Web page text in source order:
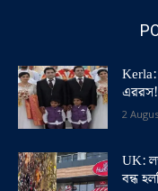
Kerla:
এররস!
2
UK:
বন্ধ